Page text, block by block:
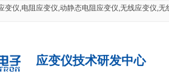
变仪,电阻应变仪,动静态电阻应变仪,无线应变仪,无
应变仪技术研发中心